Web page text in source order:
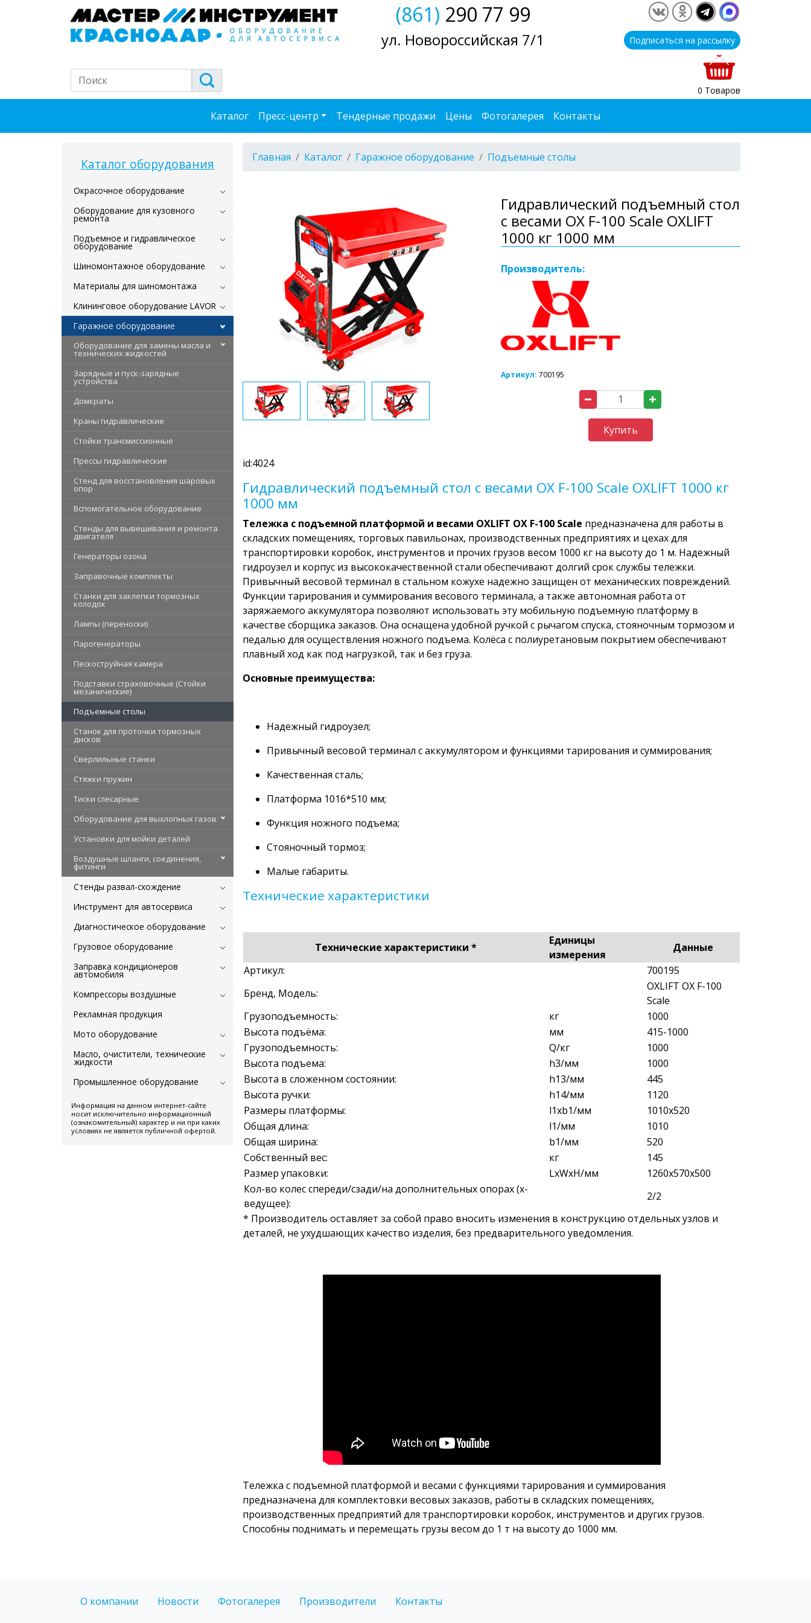
(861) 290 77 99
ул. Новороссийская 7/1 Подписаться на рассылку
0 Товаров
Каталог Пресс-центр Тендерные продажи Цены Фотогалерея Контакты
Каталог оборудования
Окрасочное оборудование
Оборудование для кузовного
ремонта
Подъемное и гидравлическое
оборудование
Шиномонтажное оборудование
Материалы для шиномонтажа
Клининговое оборудование LAVOR
Гаражное оборудование
Оборудование для замены масла и
технических жидкостей
Зарядные и пуск-зарядные
устройства
Домкраты
Краны гидравлические
Стойки трансмиссионные
Прессы гидравлические
Стенд для восстановления шаровых
опор
Вспомогательное оборудование
Стенды для вывешивания и ремонта
двигателя
Генераторы озона
Заправочные комплекты
Станки для заклепки тормозных
колодок
Лампы (переноски)
Парогенераторы
Пескоструйная камера
Подставки страховочные (Стойки
мезанические)
Подъемные столы
Станок для проточки тормозных
дисков
Сверлильные станки
Стяжки пружин
Тиски слесарные
Оборудование для выхлопных газов
Установки для мойки деталей
Воздушные шланги, соединения,
фитинги
Стенды развал-схождение
Инструмент для автосервиса
Диагностическое оборудование
Грузовое оборудование
Заправка кондиционеров
автомобиля
Компрессоры воздушные
Рекламная продукция
Мото оборудование
Масло, очистители, технические
жидкости
Промышленное оборудование
Информация на данном интернет-сайте
носит исключительно информационный
(ознакомительный) характер и ни при каких
условиях не является публичной офертой.
Главная Каталог Гаражное оборудование Подъемные столы
Гидравлический подъемный стол
с весами OX F-100 Scale OXLIFT
1000 кг 1000 мм
Производитель:
Артикул: 700195
Купить
id:4024
Гидравлический подъемный стол с весами OX F-100 Scale OXLIFT 1000 кг
1000 мм
Тележка с подъемной платформой и весами OXLIFT OX F-100 Scale предназначена для работы в
складских помещениях, торговых павильонах, производственных предприятиях и цехах для
транспортировки коробок, инструментов и прочих грузов весом 1000 кг на высоту до 1 м. Надежный
гидроузел и корпус из высококачественной стали обеспечивают долгий срок службы тележки.
Привычный весовой терминал в стальном кожухе надежно защищен от механических повреждений.
Функции тарирования и суммирования весового терминала, а также автономная работа от
заряжаемого аккумулятора позволяют использовать эту мобильную подъемную платформу в
качестве сборщика заказов. Она оснащена удобной ручкой с рычагом спуска, стояночным тормозом и
педалью для осуществления ножного подъема. Колёса с полиуретановым покрытием обеспечивают
плавный ход как под нагрузкой, так и без груза.
Основные преимущества:
Надежный гидроузел;
Привычный весовой терминал с аккумулятором и функциями тарирования и суммирования;
Качественная сталь;
Платформа 1016*510 мм;
Функция ножного подъема;
Стояночный тормоз;
Малые габариты.
Технические характеристики
Технические характеристики *
Единицы
измерения
Данные
Артикул:
700195
Бренд, Модель:
OXLIFT OX F-100
Scale
Грузоподъемность:
кг
1000
Высота подъёма:
мм
415-1000
Грузоподъемность:
Q/кг
1000
Высота подъема:
h3/мм
1000
Высота в сложенном состоянии:
h13/мм
445
Высота ручки:
h14/мм
1120
Размеры платформы:
l1xb1/мм
1010х520
Общая длина:
l1/мм
1010
Общая ширина:
b1/мм
520
Собственный вес:
кг
145
Размер упаковки:
LxWxH/мм
1260x570x500
Кол-во колес спереди/сзади/на дополнительных опорах (х-
ведущее):
2/2
* Производитель оставляет за собой право вносить изменения в конструкцию отдельных узлов и
деталей, не ухудшающих качество изделия, без предварительного уведомления.
Тележка с подъемной платформой и весами с функциями тарирования и суммирования
предназначена для комплектовки весовых заказов, работы в складских помещениях,
производственных предприятий для транспортировки коробок, инструментов и других грузов.
Способны поднимать и перемещать грузы весом до 1 т на высоту до 1000 мм.
О компании Новости Фотогалерея Производители Контакты